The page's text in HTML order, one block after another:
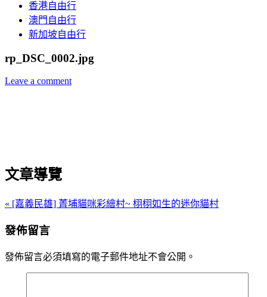
香港自由行
澳門自由行
新加坡自由行
rp_DSC_0002.jpg
Leave a comment
文章導覽
« [嘉義民雄] 菁埔貓咪彩繪村~ 栩栩如生的迷你貓村
發佈留言
發佈留言必須填寫的電子郵件地址不會公開。